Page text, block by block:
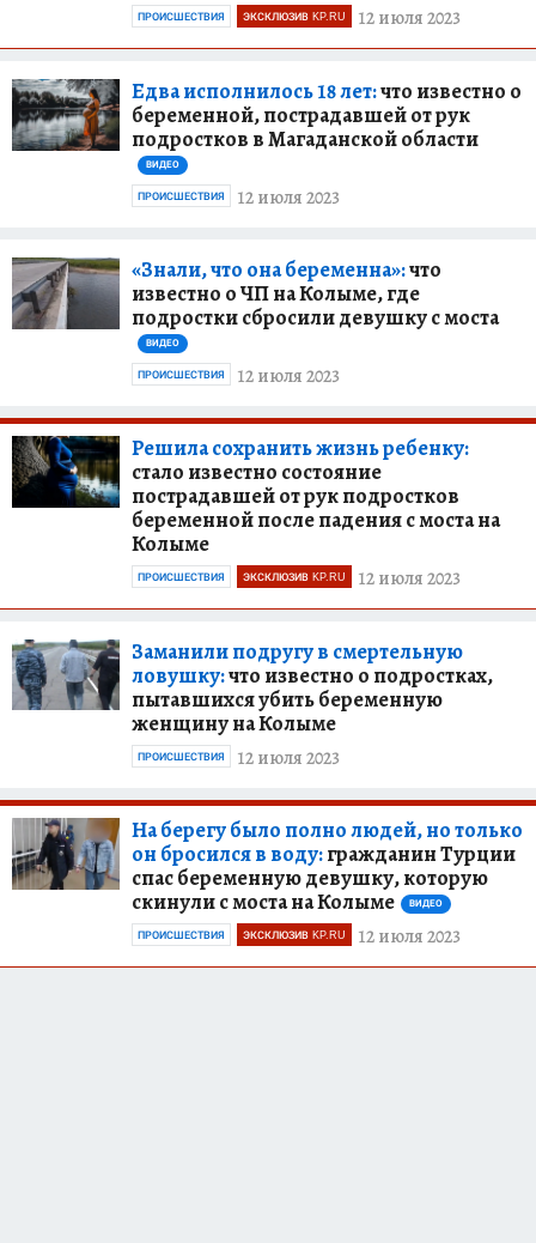
12 июля 2023
ПРОИСШЕСТВИЯ ЭКСКЛЮЗИВ KP.RU
Едва исполнилось 18 лет:что известно о
беременной, пострадавшей от рук
подростков в Магаданской области
ВИДЕО
12 июля 2023
ПРОИСШЕСТВИЯ
«Знали, что она беременна»:что
известно о ЧП на Колыме, где
подростки сбросили девушку с моста
ВИДЕО
12 июля 2023
ПРОИСШЕСТВИЯ
Решила сохранить жизнь ребенку:
стало известно состояние
пострадавшей от рук подростков
беременной после падения с моста на
Колыме
12 июля 2023
ПРОИСШЕСТВИЯ ЭКСКЛЮЗИВ KP.RU
Заманили подругу в смертельную
ловушку:что известно о подростках,
пытавшихся убить беременную
женщину на Колыме
12 июля 2023
ПРОИСШЕСТВИЯ
На берегу было полно людей, но только
он бросился в воду:гражданин Турции
спас беременную девушку, которую
скинули с моста на Колыме
ВИДЕО
12 июля 2023
ПРОИСШЕСТВИЯ ЭКСКЛЮЗИВ KP.RU